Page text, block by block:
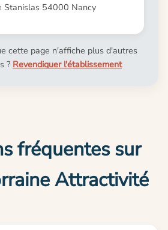
Stanislas 54000 Nancy
cette page n'affiche plus d'autres
? Revendiquer l'établissement
fréquentes sur
Attractivité